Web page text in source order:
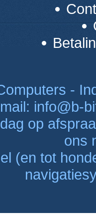
-
info@b-
op
ons
(en tot